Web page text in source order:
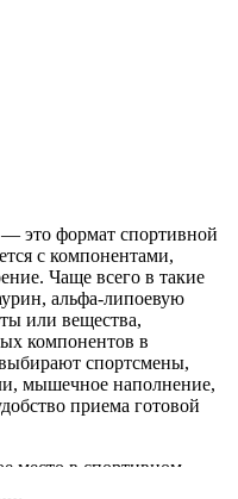
это формат спортивной
с компонентами,
Чаще всего в такие
альфа-липоевую
или вещества,
компонентов в
спортсмены,
мышечное наполнение,
приема готовой
место в спортивном
повышения